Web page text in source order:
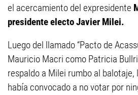
el acercamiento del expresidente
presidente electo Javier Milei.
Luego del llamado “Pacto de
Mauricio Macri como Patricia
respaldo a Milei rumbo al balotaje,
había convocado a no votar por